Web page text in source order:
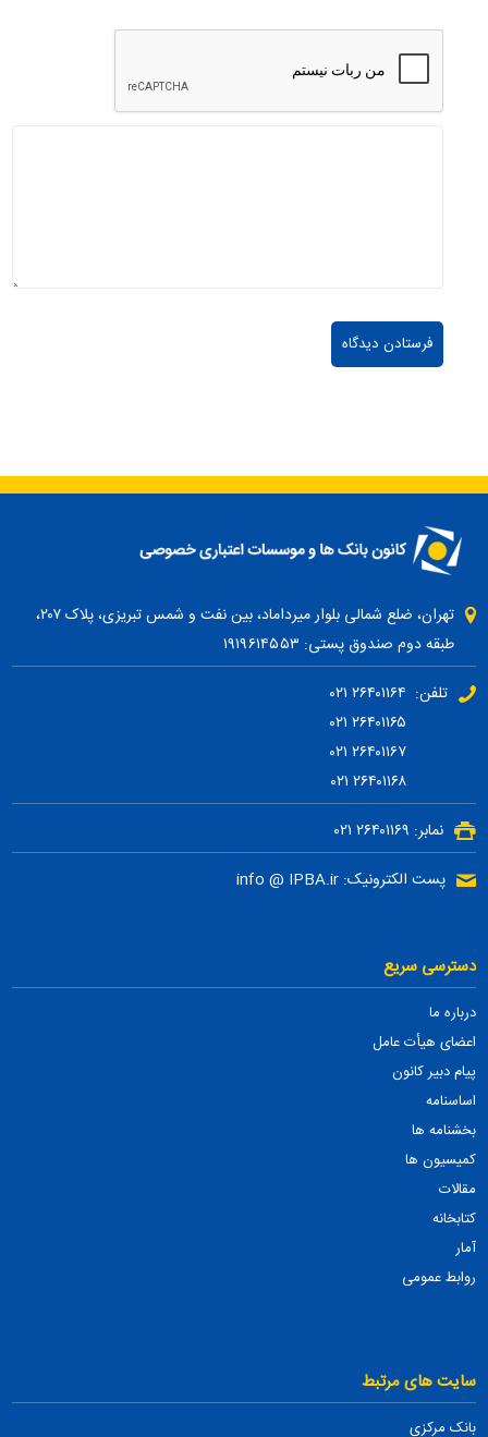
تهران، ضلع شمالی بلوار میرداماد، بین نفت و شمس تبریزی، پلاک ۲۰۷،
طبقه دوم صندوق پستی: ۱۹۱۹۶۱۴۵۵۳
تلفن: ۲۶۴۰۱۱۶۴ ۰۲۱
۲۶۴۰۱۱۶۷ ۰۲۱
۲۶۴۰۱۱۶۸ ۰۲۱
نمابر: ۲۶۴۰۱۱۶۹ ۰۲۱
پست الکترونیک: info @ IPBA.ir
دسترسی سریع
درباره ما
اعضای هیأت عامل
پیام دبیر کانون
اساسنامه
بخشنامه ها
کمیسیون ها
مقالات
کتابخانه
آمار
روابط عمومی
سایت های مرتبط
بانک مرکزی